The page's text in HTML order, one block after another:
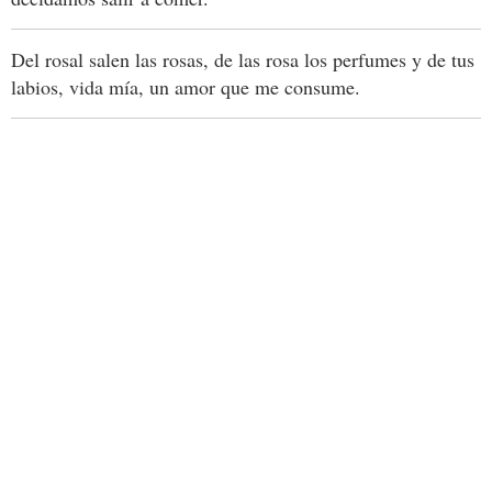
Del rosal salen las rosas, de las rosa los perfumes y de tus
labios, vida mía, un amor que me consume.